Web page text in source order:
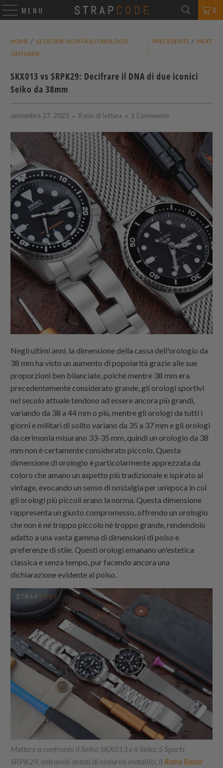
MENU 0
HOME / LE ULTIME NOVITÀ SU OROLOGI E
CINTURINI
PRECEDENTE / NEXT
SKX013 vs SRPK29: Decifrare il DNA di due iconici
Seiko da 38mm
settembre 27, 2023 8 min di lettura 1 Commento
Negli ultimi anni, la dimensione della cassa dell'orologio da
38 mm ha visto un aumento di popolarità grazie alle sue
proporzioni ben bilanciate, poiché mentre 38 mm era
precedentemente considerato grande, gli orologi sportivi
nel secolo attuale tendono ad essere ancora più grandi,
variando da 38 a 44 mm o più, mentre gli orologi da tutti i
giorni e militari di solito variano da 35 a 37 mm e gli orologi
da cerimonia misurano 33-35 mm, quindi un orologio da 38
mm non è certamente considerato piccolo. Questa
dimensione di orologio è particolarmente apprezzata da
coloro che amano un aspetto più tradizionale e ispirato al
vintage, evocando un senso di nostalgia per un'epoca in cui
gli orologi più piccoli erano la norma. Questa dimensione
rappresenta un giusto compromesso, offrendo un orologio
che non è né troppo piccolo né troppo grande, rendendolo
adatto a una vasta gamma di dimensioni di polso e
preferenze di stile. Questi orologi emanano un'estetica
classica e senza tempo, pur facendo ancora una
dichiarazione evidente al polso.
Mettere a confronto il Seiko SKX013 e il Seiko 5 Sports
SRPK29, entrambi dotati di cinturini metallici, il Retro Razor